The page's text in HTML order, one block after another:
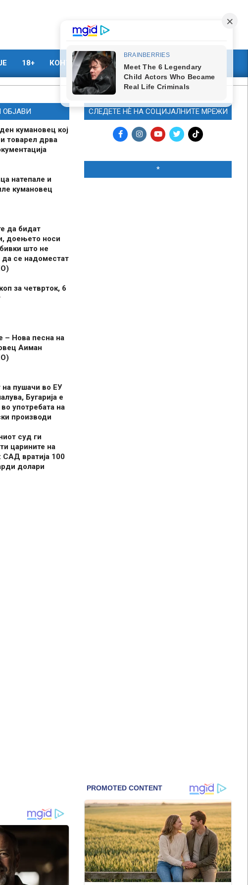
18+ КОНТАКТ МАРКЕТИНГ
кумановец кој
товарел дрва
натепале и
кумановец
да бидат
доењето носи
што не
се надоместат
за четврток, 6
– Нова песна на
Аиман
на пушачи во ЕУ
Бугарија е
употребата на
производи
суд ги
царините на
САД вратија 100
долари
СЛЕДЕТЕ НЀ НА СОЦИЈАЛНИТЕ МРЕЖИ
*